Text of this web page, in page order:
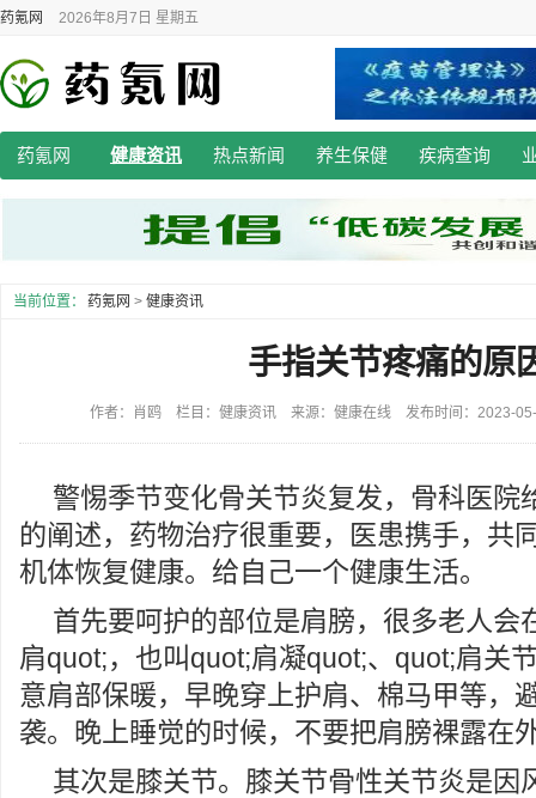
药氪网 2026年8月7日 星期五
药氪网 健康资讯 热点新闻 养生保健 疾病查询
当前位置： 药氪网 > 健康资讯
手指关节疼痛的原
作者：肖鸥 栏目：健康资讯 来源：健康在线 发布时间：2023-
警惕季节变化骨关节炎复发，骨科医院
的阐述，药物治疗很重要，医患携手，共
机体恢复健康。给自己一个健康生活。
首先要呵护的部位是肩膀，很多老人会
肩quot;，也叫quot;肩凝quot;、quot;肩关
意肩部保暖，早晚穿上护肩、棉马甲等，
袭。晚上睡觉的时候，不要把肩膀裸露在
其次是膝关节。膝关节骨性关节炎是因